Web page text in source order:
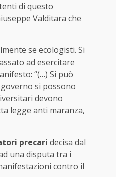
di questo
Valditara che
se ecologisti. Si
ad esercitare
“(…) Si può
si possono
devono
legge anti maranza,
precari decisa dal
una disputa tra i
contro il